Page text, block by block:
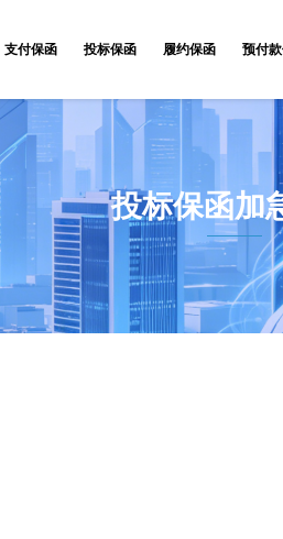
支付保函 投标保函 履约保函 预付
投标保函加